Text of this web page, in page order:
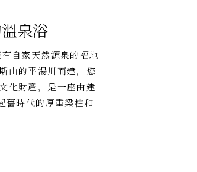
泉浴
自家天然源泉的福地
山的平湯川而建，您
化財產，是一座由建
舊時代的厚重梁柱和